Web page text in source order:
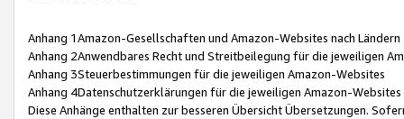
Anhang 1Amazon-Gesellschaften und Amazon-Websites nach Ländern
Anhang 2Anwendbares Recht und Streitbeilegung für die jeweiligen
Anhang 3Steuerbestimmungen für die jeweiligen Amazon-Websites
Anhang 4Datenschutzerklärungen für die jeweiligen Amazon-Websites
Diese Anhänge enthalten zur besseren Übersicht Übersetzungen.